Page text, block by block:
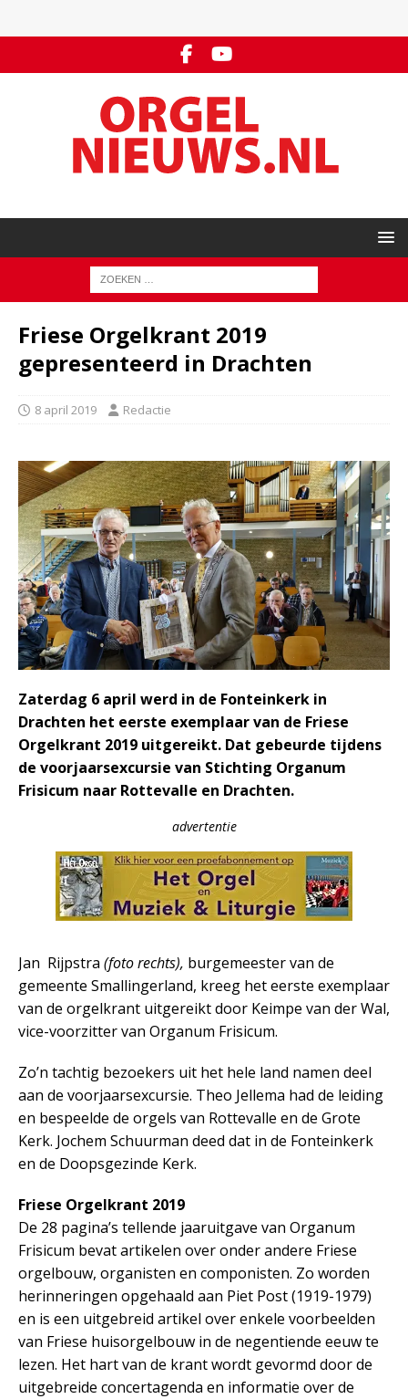
Friese Orgelkrant 2019
gepresenteerd in Drachten
8 april 2019 Redactie
Zaterdag 6 april werd in de Fonteinkerk in
Drachten het eerste exemplaar van de Friese
Orgelkrant 2019 uitgereikt. Dat gebeurde tijdens
de voorjaarsexcursie van Stichting Organum
Frisicum naar Rottevalle en Drachten.
advertentie
Jan Rijpstra (foto rechts), burgemeester van de
gemeente Smallingerland, kreeg het eerste exemplaar
van de orgelkrant uitgereikt door Keimpe van der Wal,
vice-voorzitter van Organum Frisicum.
Zo’n tachtig bezoekers uit het hele land namen deel
aan de voorjaarsexcursie. Theo Jellema had de leiding
en bespeelde de orgels van Rottevalle en de Grote
Kerk. Jochem Schuurman deed dat in de Fonteinkerk
en de Doopsgezinde Kerk.
Friese Orgelkrant 2019
De 28 pagina’s tellende jaaruitgave van Organum
Frisicum bevat artikelen over onder andere Friese
orgelbouw, organisten en componisten. Zo worden
herinneringen opgehaald aan Piet Post (1919-1979)
en is een uitgebreid artikel over enkele voorbeelden
van Friese huisorgelbouw in de negentiende eeuw te
lezen. Het hart van de krant wordt gevormd door de
uitgebreide concertagenda en informatie over de